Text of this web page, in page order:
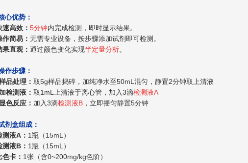
心优势：
速高效： 5分钟内完成检测，即时显示结果。
作简易： 无需专业设备，按步骤添加试剂即可检测。
果直观： 通过颜色变化实现半定量分析。
作步骤：
品处理： 取5g样品捣碎，加纯净水至50mL混匀，静置2分钟取上清液
加检测液： 取1mL上清液于离心管，加入3滴检测液A
显色反应： 加入3滴检测液B ，立即摇匀静置5分钟
剂盒组成：
测液A： 1瓶（15mL）
测液B： 1瓶（15mL）
色卡： 1张（含0~200mg/kg色阶）